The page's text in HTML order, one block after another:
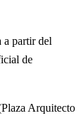
a partir del
de
Arquitecto